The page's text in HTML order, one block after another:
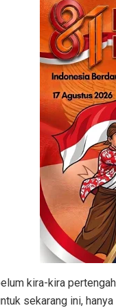
kira-kira
sekarang ini,